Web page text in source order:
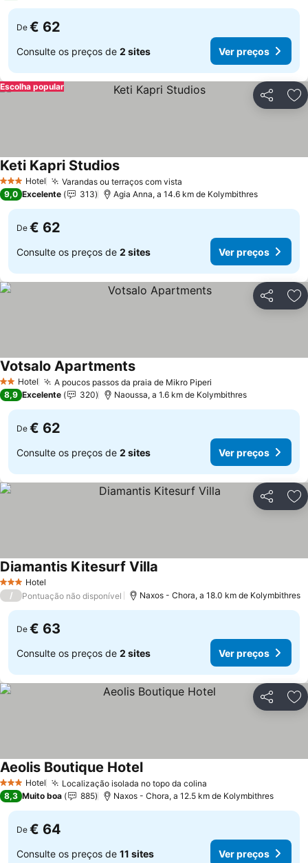
De € 62
Consulte os preços de 2 sites Ver preços
Partilhar
Escolha popular
3 EstrelasHotel Varandas ou terraços com vista
Keti Kapri Studios
9,0 Excelente 313 Agia Anna, a 14.6 km de Kolymbithres
De € 62
Consulte os preços de 2 sites Ver preços
Partilhar
2 Estrelas
Hotel A poucos passos da praia de Mikro Piperi
Votsalo Apartments
8,9 Excelente 320 Naoussa, a 1.6 km de Kolymbithres
De € 62
Consulte os preços de 2 sites Ver preços
Partilhar
3 EstrelasHotel
Diamantis Kitesurf Villa
/ Pontuação não disponível Naxos - Chora, a 18.0 km de Kolymbithres
De € 63
Consulte os preços de 2 sites Ver preços
Partilhar
3 EstrelasHotel Localização isolada no topo da colina
Aeolis Boutique Hotel
8,3 Muito boa 885 Naxos - Chora, a 12.5 km de Kolymbithres
De € 64
Consulte os preços de 11 sites Ver preços